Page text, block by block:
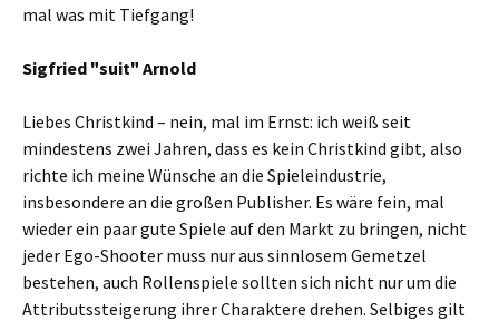
mal was mit Tiefgang!
Sigfried "suit" Arnold
Liebes Christkind – nein, mal im Ernst: ich weiß seit
mindestens zwei Jahren, dass es kein Christkind gibt, also
richte ich meine Wünsche an die Spieleindustrie,
insbesondere an die großen Publisher. Es wäre fein, mal
wieder ein paar gute Spiele auf den Markt zu bringen, nicht
jeder Ego-Shooter muss nur aus sinnlosem Gemetzel
bestehen, auch Rollenspiele sollten sich nicht nur um die
Attributssteigerung ihrer Charaktere drehen. Selbiges gilt